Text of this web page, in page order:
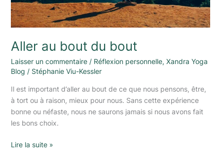
Aller au bout du bout
Laisser un commentaire / Réflexion personnelle, Xandra Yoga
Blog / Stéphanie Viu-Kessler
Il est important d’aller au bout de ce que nous pensons, être,
à tort ou à raison, mieux pour nous. Sans cette expérience
bonne ou néfaste, nous ne saurons jamais si nous avons fait
les bons choix.
Lire la suite »